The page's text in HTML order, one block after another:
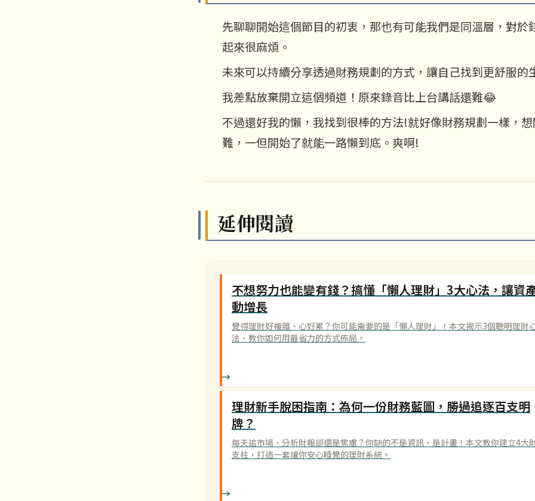
先聊聊開始這個節目的初衷，那也有可能我們是同溫層，對於
起來很麻煩。
未來可以持續分享透過財務規劃的方式，讓自己找到更舒服的
我差點放棄開立這個頻道！原來錄音比上台講話還難😂
不過還好我的懶，我找到很棒的方法!就好像財務規劃一樣，
難，一但開始了就能一路懶到底。爽啊!
延伸閱讀
不想努力也能變有錢？搞懂「懶人理財」3大心法，讓資
動增長
覺得理財好複雜、心好累？你可能需要的是「懶人理財」！本文揭示3個聰明理財
法，教你如何用最省力的方式佈局。
理財新手脫困指南：為何一份財務藍圖，勝過追逐百支明
牌？
每天追市場、分析財報卻還是焦慮？你缺的不是資訊，是計畫！本文教你建立4大
支柱，打造一套讓你安心睡覺的理財系統。